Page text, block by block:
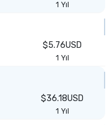
1 Yıl
$5.76USD
1 Yıl
$36.18USD
1 Yıl